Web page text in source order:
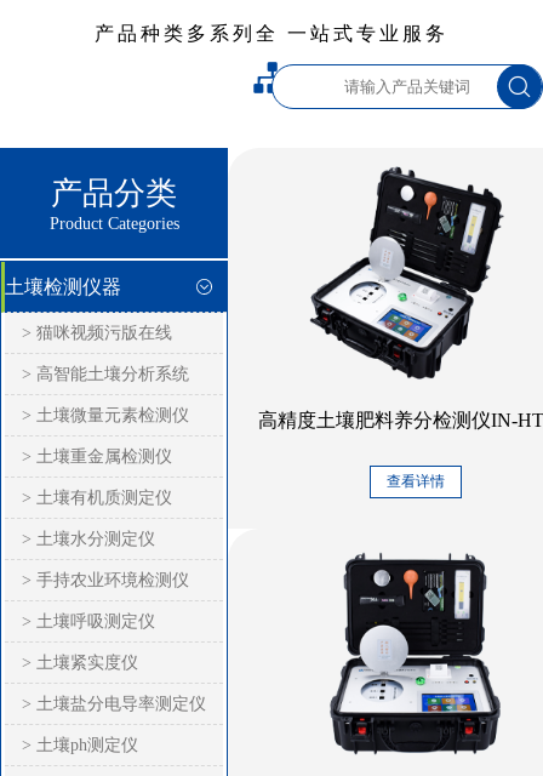
产品种类多系列全 一站式专业服务
产品分类
Product Categories
土壤检测仪器
> 猫咪视频污版在线
> 高智能土壤分析系统
> 土壤微量元素检测仪
> 土壤重金属检测仪
> 土壤有机质测定仪
> 土壤水分测定仪
> 手持农业环境检测仪
> 土壤呼吸测定仪
> 土壤紧实度仪
> 土壤盐分电导率测定仪
> 土壤ph测定仪
高精度土壤肥料养分检测仪IN-
查看详情